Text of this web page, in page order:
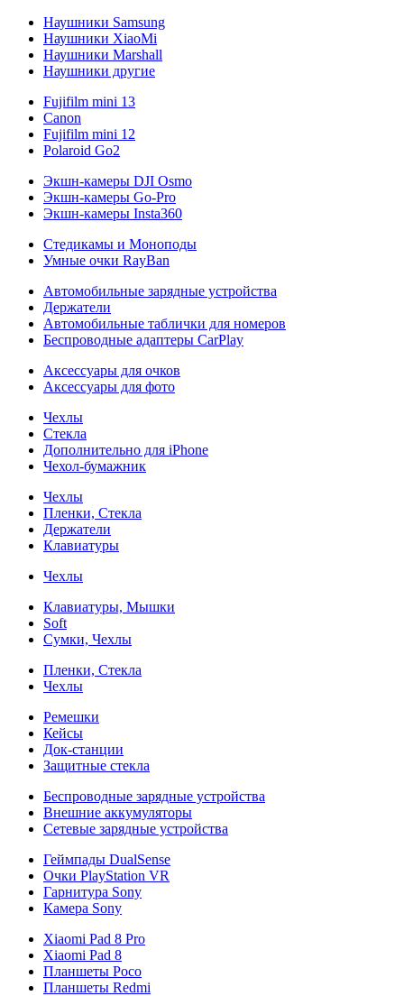
Наушники Samsung
Наушники XiaoMi
Наушники Marshall
Наушники другие
Fujifilm mini 13
Canon
Fujifilm mini 12
Polaroid Go2
Экшн-камеры DJI Osmo
Экшн-камеры Go-Pro
Экшн-камеры Insta360
Стедикамы и Моноподы
Умные очки RayBan
Автомобильные зарядные устройства
Держатели
Автомобильные таблички для номеров
Беспроводные адаптеры CarPlay
Аксессуары для очков
Аксессуары для фото
Чехлы
Стекла
Дополнительно для iPhone
Чехол-бумажник
Чехлы
Пленки, Стекла
Держатели
Клавиатуры
Чехлы
Клавиатуры, Мышки
Soft
Сумки, Чехлы
Пленки, Стекла
Чехлы
Ремешки
Кейсы
Док-станции
Защитные стекла
Беспроводные зарядные устройства
Внешние аккумуляторы
Сетевые зарядные устройства
Геймпады DualSense
Очки PlayStation VR
Гарнитура Sony
Камера Sony
Xiaomi Pad 8 Pro
Xiaomi Pad 8
Планшеты Poco
Планшеты Redmi